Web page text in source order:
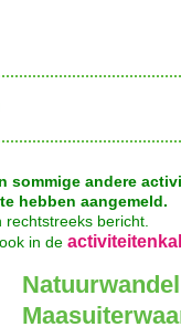
sommige andere
hebben aangemeld.
bericht.
in de